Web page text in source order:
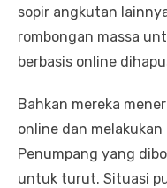
sopir angkutan
rombongan massa
berbasis online
Bahkan mereka
online dan
Penumpang yang
untuk turut. Situasi